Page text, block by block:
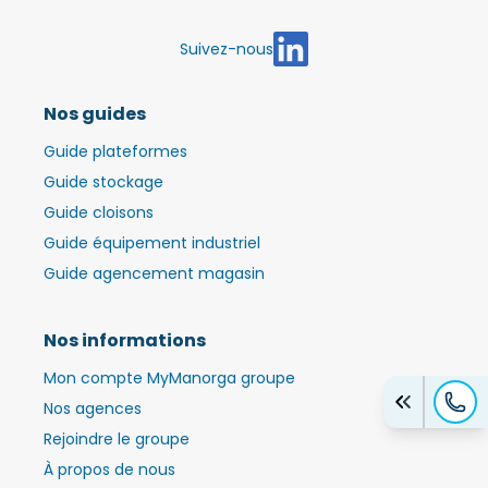
Suivez-nous
Nos guides
Guide plateformes
Guide stockage
Guide cloisons
Guide équipement industriel
Guide agencement magasin
Nos informations
Mon compte MyManorga groupe
Nos agences
Rejoindre le groupe
À propos de nous